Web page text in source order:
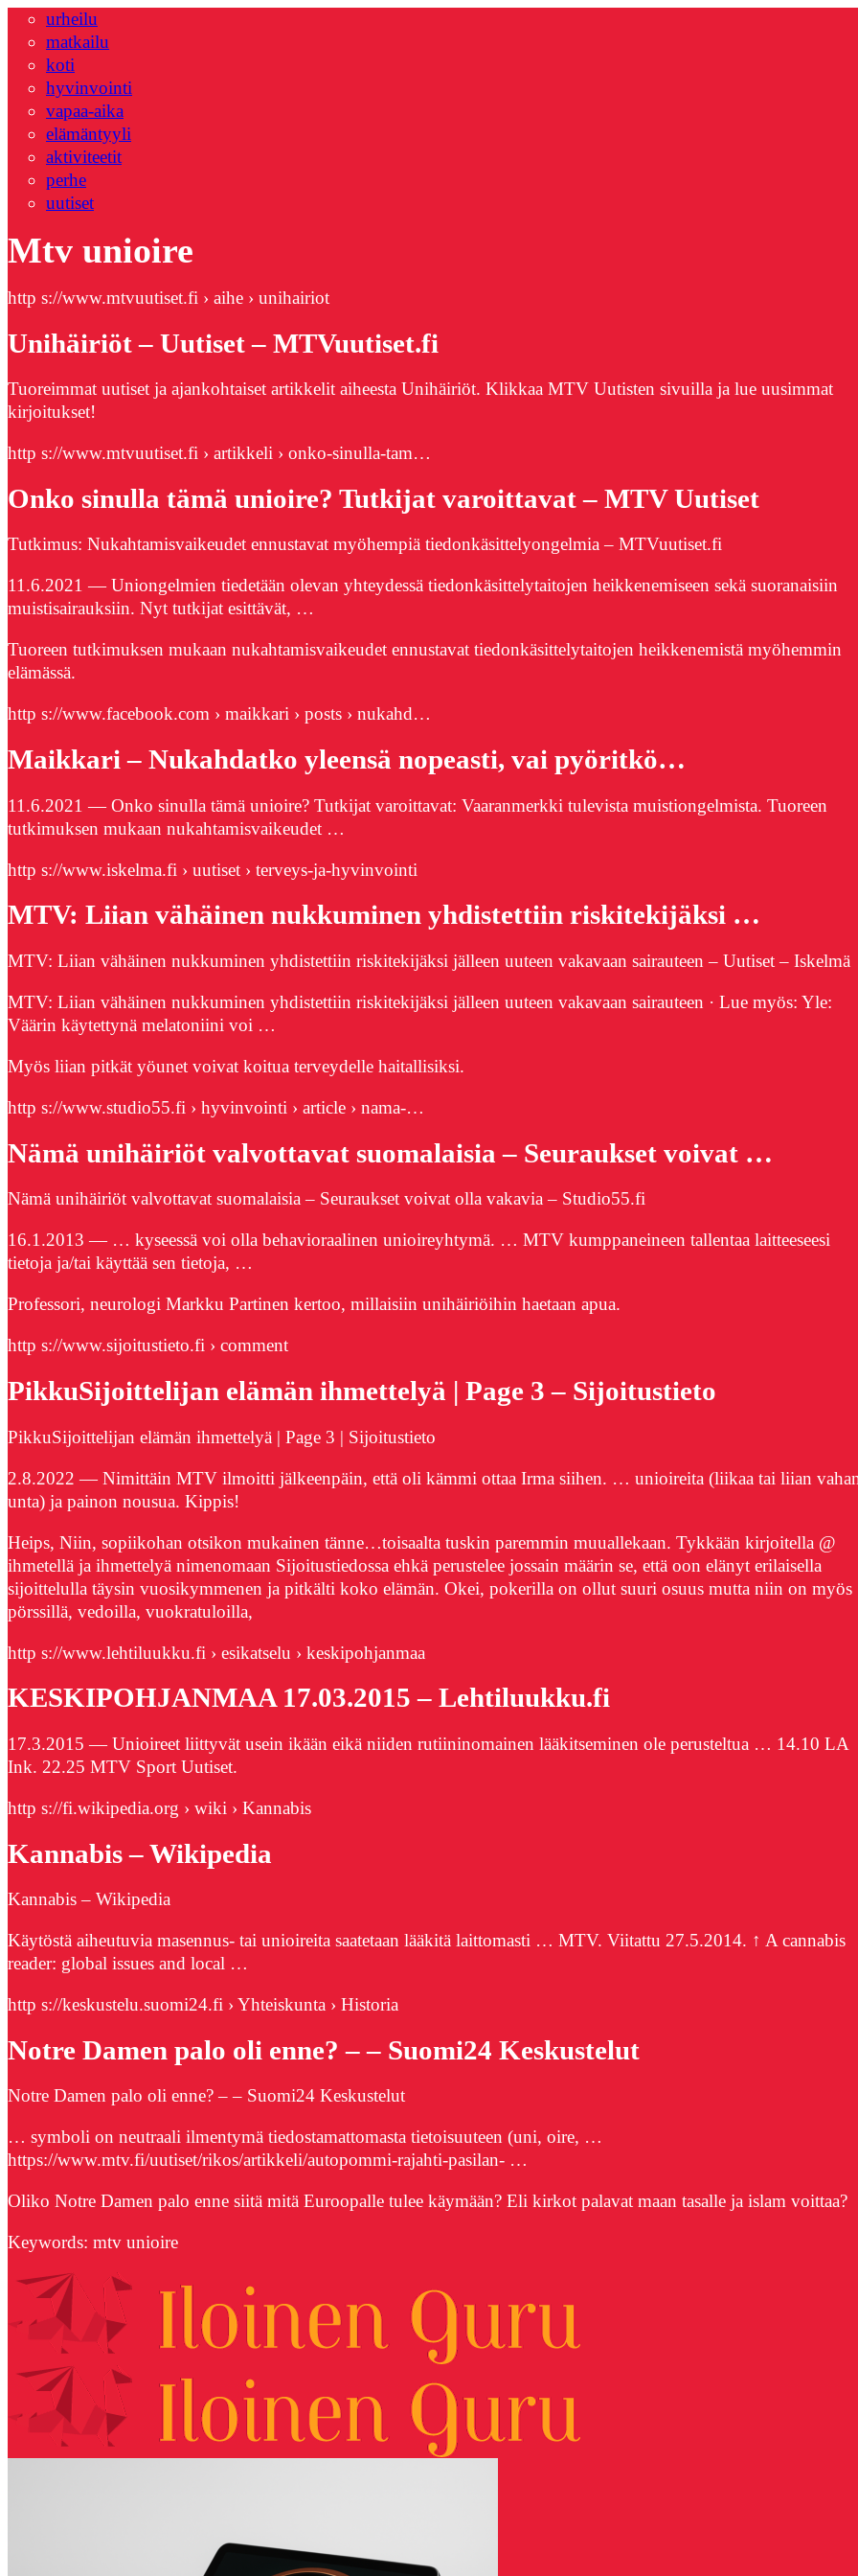
urheilu
matkailu
koti
hyvinvointi
vapaa-aika
elämäntyyli
aktiviteetit
perhe
uutiset
Mtv unioire
http s://www.mtvuutiset.fi › aihe › unihairiot
Unihäiriöt – Uutiset – MTVuutiset.fi
Tuoreimmat uutiset ja ajankohtaiset artikkelit aiheesta Unihäiriöt. Klikkaa MTV Uutisten sivuilla ja lue uusimmat
kirjoitukset!
http s://www.mtvuutiset.fi › artikkeli › onko-sinulla-tam…
Onko sinulla tämä unioire? Tutkijat varoittavat – MTV Uutiset
Tutkimus: Nukahtamisvaikeudet ennustavat myöhempiä tiedonkäsittelyongelmia – MTVuutiset.fi
11.6.2021 — Uniongelmien tiedetään olevan yhteydessä tiedonkäsittelytaitojen heikkenemiseen sekä suoranaisiin
muistisairauksiin. Nyt tutkijat esittävät, …
Tuoreen tutkimuksen mukaan nukahtamisvaikeudet ennustavat tiedonkäsittelytaitojen heikkenemistä myöhemmin
elämässä.
http s://www.facebook.com › maikkari › posts › nukahd…
Maikkari – Nukahdatko yleensä nopeasti, vai pyöritkö…
11.6.2021 — Onko sinulla tämä unioire? Tutkijat varoittavat: Vaaranmerkki tulevista muistiongelmista. Tuoreen
tutkimuksen mukaan nukahtamisvaikeudet …
http s://www.iskelma.fi › uutiset › terveys-ja-hyvinvointi
MTV: Liian vähäinen nukkuminen yhdistettiin riskitekijäksi …
MTV: Liian vähäinen nukkuminen yhdistettiin riskitekijäksi jälleen uuteen vakavaan sairauteen – Uutiset – Iskelmä
MTV: Liian vähäinen nukkuminen yhdistettiin riskitekijäksi jälleen uuteen vakavaan sairauteen · Lue myös: Yle:
Väärin käytettynä melatoniini voi …
Myös liian pitkät yöunet voivat koitua terveydelle haitallisiksi.
http s://www.studio55.fi › hyvinvointi › article › nama-…
Nämä unihäiriöt valvottavat suomalaisia – Seuraukset voivat …
Nämä unihäiriöt valvottavat suomalaisia – Seuraukset voivat olla vakavia – Studio55.fi
16.1.2013 — … kyseessä voi olla behavioraalinen unioireyhtymä. … MTV kumppaneineen tallentaa laitteeseesi
tietoja ja/tai käyttää sen tietoja, …
Professori, neurologi Markku Partinen kertoo, millaisiin unihäiriöihin haetaan apua.
http s://www.sijoitustieto.fi › comment
PikkuSijoittelijan elämän ihmettelyä | Page 3 – Sijoitustieto
PikkuSijoittelijan elämän ihmettelyä | Page 3 | Sijoitustieto
2.8.2022 — Nimittäin MTV ilmoitti jälkeenpäin, että oli kämmi ottaa Irma siihen. … unioireita (liikaa tai liian
unta) ja painon nousua. Kippis!
Heips, Niin, sopiikohan otsikon mukainen tänne…toisaalta tuskin paremmin muuallekaan. Tykkään kirjoitella @
ihmetellä ja ihmettelyä nimenomaan Sijoitustiedossa ehkä perustelee jossain määrin se, että oon elänyt erilaisella
sijoittelulla täysin vuosikymmenen ja pitkälti koko elämän. Okei, pokerilla on ollut suuri osuus mutta niin on myös
pörssillä, vedoilla, vuokratuloilla,
http s://www.lehtiluukku.fi › esikatselu › keskipohjanmaa
KESKIPOHJANMAA 17.03.2015 – Lehtiluukku.fi
17.3.2015 — Unioireet liittyvät usein ikään eikä niiden rutiininomainen lääkitseminen ole perusteltua … 14.10 LA
Ink. 22.25 MTV Sport Uutiset.
http s://fi.wikipedia.org › wiki › Kannabis
Kannabis – Wikipedia
Kannabis – Wikipedia
Käytöstä aiheutuvia masennus- tai unioireita saatetaan lääkitä laittomasti … MTV. Viitattu 27.5.2014. ↑ A cannabis
reader: global issues and local …
http s://keskustelu.suomi24.fi › Yhteiskunta › Historia
Notre Damen palo oli enne? – – Suomi24 Keskustelut
Notre Damen palo oli enne? – – Suomi24 Keskustelut
… symboli on neutraali ilmentymä tiedostamattomasta tietoisuuteen (uni, oire, …
https://www.mtv.fi/uutiset/rikos/artikkeli/autopommi-rajahti-pasilan- …
Oliko Notre Damen palo enne siitä mitä Euroopalle tulee käymään? Eli kirkot palavat maan tasalle ja islam voittaa?
Keywords: mtv unioire